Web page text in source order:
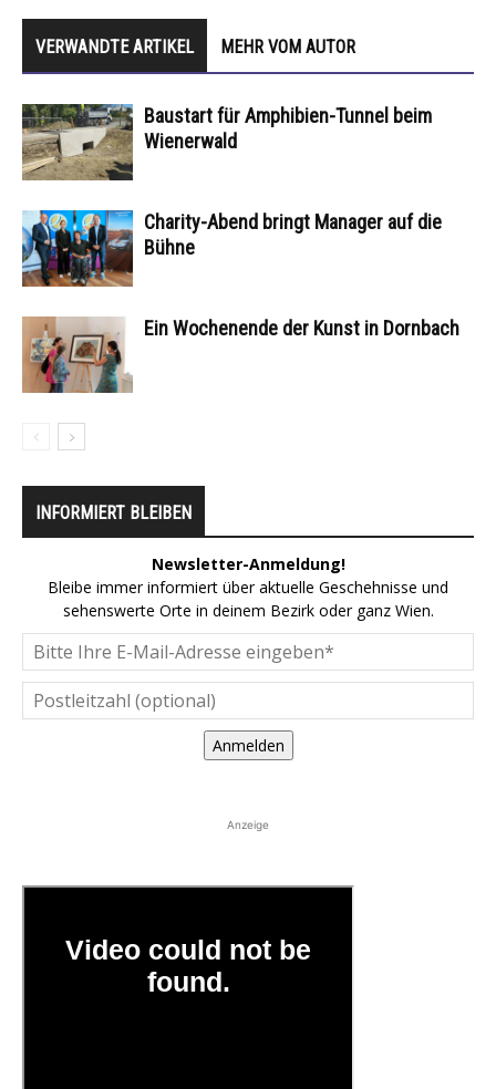
VERWANDTE ARTIKEL MEHR VOM AUTOR
Baustart für Amphibien-Tunnel beim
Wienerwald
Charity-Abend bringt Manager auf die
Bühne
Ein Wochenende der Kunst in Dornbach
INFORMIERT BLEIBEN
Newsletter-Anmeldung!
Bleibe immer informiert über aktuelle Geschehnisse und
sehenswerte Orte in deinem Bezirk oder ganz Wien.
Anmelden
Anzeige